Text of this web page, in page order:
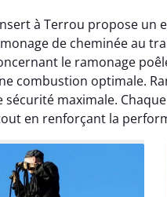
à Terrou propose un
de cheminée au
le ramonage
combustion optimale.
sécurité maximale.
en renforçant la